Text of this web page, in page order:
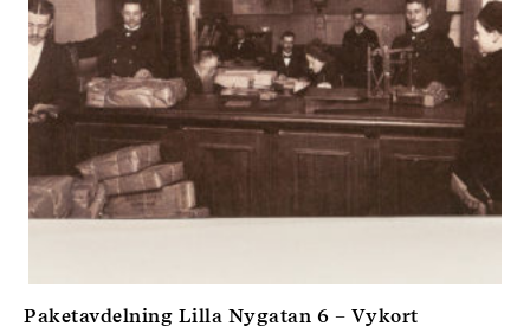
Paketavdelning Lilla Nygatan 6 – Vykort